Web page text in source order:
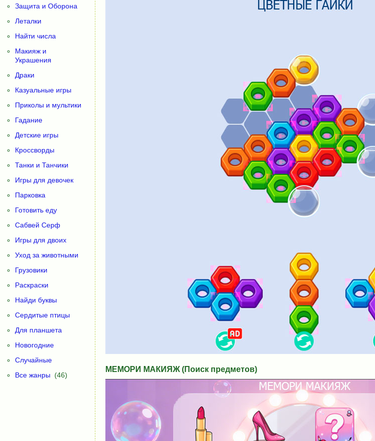
МЕМОРИ МАКИЯЖ (Поиск предметов)
Защита и Оборона
Леталки
Найти числа
Макияж и
Украшения
Драки
Казуальные игры
Приколы и мультики
Гадание
Детские игры
Кроссворды
Танки и Танчики
Игры для девочек
Парковка
Готовить еду
Сабвей Серф
Игры для двоих
Уход за животными
Грузовики
Раскраски
Найди буквы
Сердитые птицы
Для планшета
Новогодние
Случайные
Все жанры (46)